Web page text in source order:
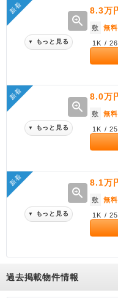
新着
zoom_in
▼ もっと見る
8.3万
敷 無料
1K /
新着
zoom_in
▼ もっと見る
8.0万
敷 無料
1K /
新着
zoom_in
▼ もっと見る
8.1万
敷 無料
1K /
過去掲載物件情報